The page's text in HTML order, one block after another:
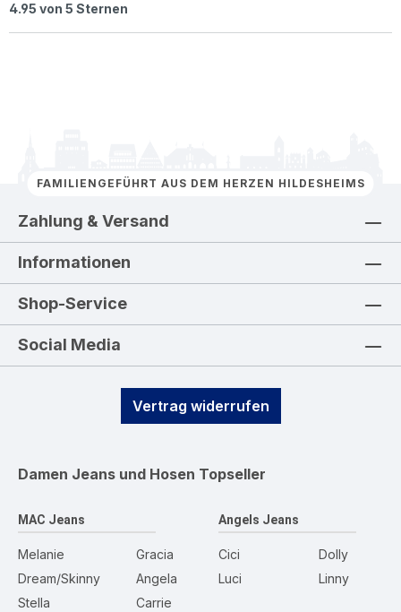
Durchschnittliche Bewertung von 4.95 von 5 Sternen
4.95 von 5 Sternen
FAMILIENGEFÜHRT AUS DEM HERZEN HILDESHEIMS
Zahlung & Versand
Informationen
Shop-Service
Social Media
Vertrag widerrufen
Damen Jeans und Hosen Topseller
MAC Jeans
Melanie
Dream/Skinny
Stella
Gracia
Angela
Carrie
Angels Jeans
Cici
Luci
Dolly
Linny